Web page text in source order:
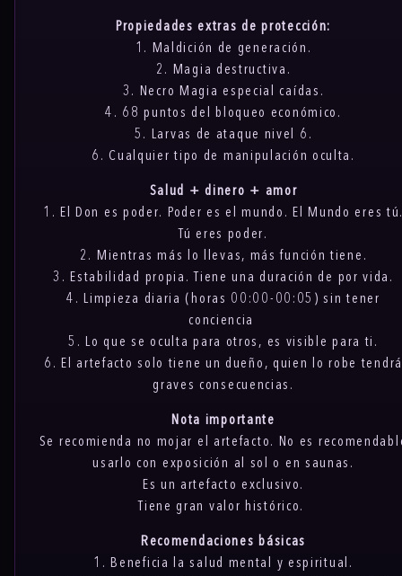
Propiedades extras de protección:
1. Maldición de generación.
2. Magia destructiva.
3. Necro Magia especial caídas.
4. 68 puntos del bloqueo económico.
5. Larvas de ataque nivel 6.
6. Cualquier tipo de manipulación oculta.
Salud + dinero + amor
1. El Don es poder. Poder es el mundo. El Mundo eres
Tú eres poder.
2. Mientras más lo llevas, más función tiene.
3. Estabilidad propia. Tiene una duración de por vida.
4. Limpieza diaria (horas 00:00-00:05) sin tener
conciencia
5. Lo que se oculta para otros, es visible para ti.
6. El artefacto solo tiene un dueño, quien lo robe tendrá
graves consecuencias.
Nota importante
Se recomienda no mojar el artefacto. No es
usarlo con exposición al sol o en saunas.
Es un artefacto exclusivo.
Tiene gran valor histórico.
Recomendaciones básicas
1. Beneficia la salud mental y espiritual.